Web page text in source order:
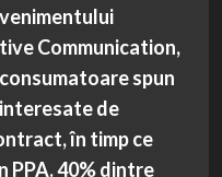
Communication,
spun
de
în timp ce
PPA. 40% dintre